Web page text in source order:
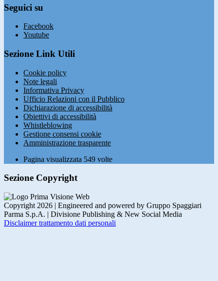
Seguici su
Facebook
Youtube
Sezione Link Utili
Cookie policy
Note legali
Informativa Privacy
Ufficio Relazioni con il Pubblico
Dichiarazione di accessibilità
Obiettivi di accessibilità
Whistleblowing
Gestione consensi cookie
Amministrazione trasparente
Pagina visualizzata 549 volte
Sezione Copyright
Copyright 2026 | Engineered and powered by Gruppo Spaggiari
Parma S.p.A. | Divisione Publishing & New Social Media
Disclaimer trattamento dati personali